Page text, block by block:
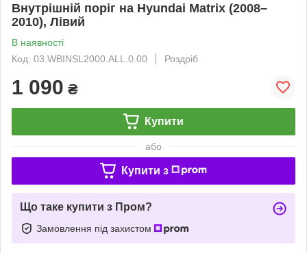
Внутрішній поріг на Hyundai Matrix (2008–
2010), Лівий
В наявності
Код: 03.WBINSL2000.ALL.0.00
Роздріб
1 090 ₴
Купити
або
Купити з
Що таке купити з Пром?
Замовлення під захистом